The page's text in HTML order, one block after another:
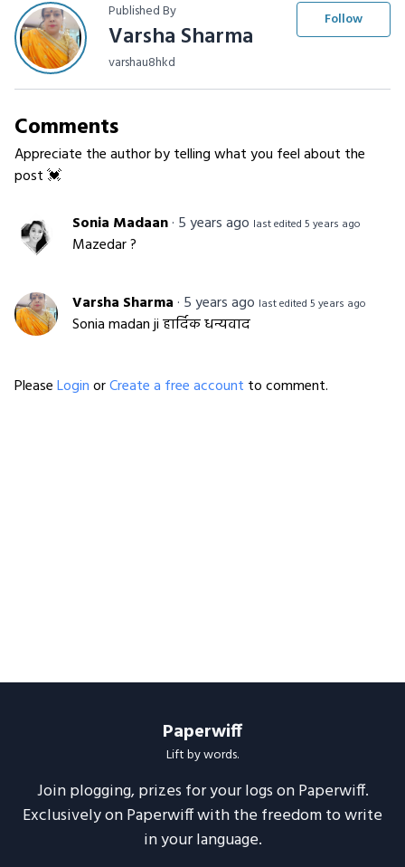
Published By
Varsha Sharma
varshau8hkd
Follow
Comments
Appreciate the author by telling what you feel about the
post 💓
Sonia Madaan· 5 years ago last edited 5 years ago
Mazedar ?
Varsha Sharma· 5 years ago last edited 5 years ago
Sonia madan ji हार्दिक धन्यवाद
PleaseLoginorCreate a free account to comment.
Paperwiff
Lift by words.
Join plogging, prizes for your logs on Paperwiff.
Exclusively on Paperwiff with the freedom to write
in your language.